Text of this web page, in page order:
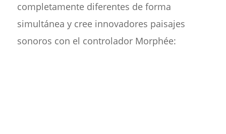
completamente diferentes de forma
simultánea y cree innovadores paisajes
sonoros con el controlador Morphée: